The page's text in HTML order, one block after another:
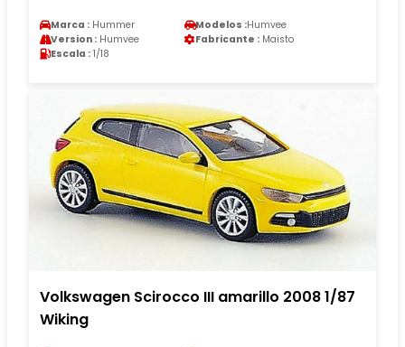
Marca : Hummer Modelos :Humvee
Version : Humvee Fabricante : Maisto
Escala : 1/18
Volkswagen Scirocco III amarillo 2008 1/87
Wiking